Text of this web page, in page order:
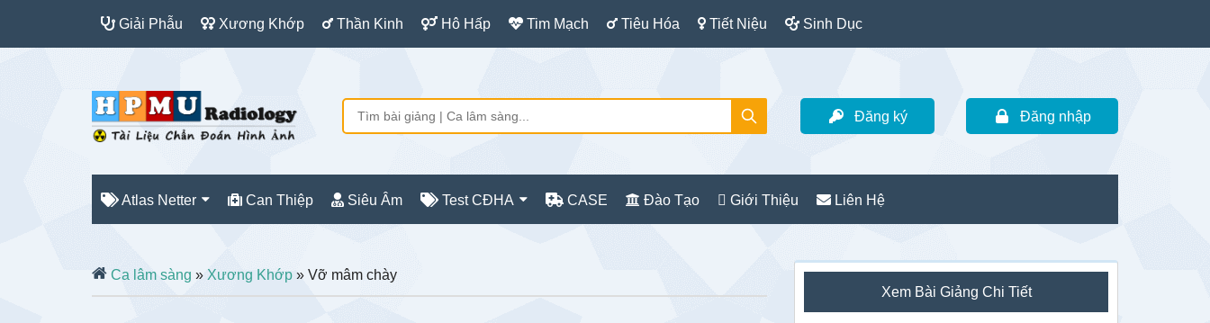
Giải Phẫu Xương Khớp Thần Kinh Hô Hấp Tim Mạch Tiêu Hóa Tiết Niệu Sinh Dục
Đăng ký Đăng nhập
Atlas Netter Can Thiệp Siêu Âm Test CĐHA CASE Đào Tạo Giới Thiệu Liên Hệ
Ca lâm sàng » Xương Khớp » Vỡ mâm chày
Sidebar
chính
Xem Bài Giảng Chi Tiết